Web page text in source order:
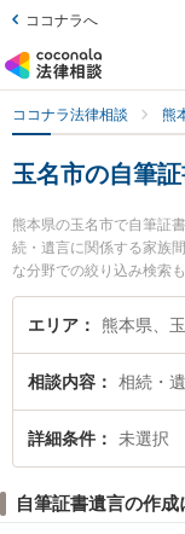
ココナラへ
ココナラ法律相談 熊
玉名市の自筆
熊本県の玉名市で自筆証
続・遺言に関係する家族
な分野での絞り込み検索
士のプロフィール情報や
で土日や夜間に発生した
の弁護士に相談予約した
エリア 熊本県、
相談内容 相続・
詳細条件 未選択
自筆証書遺言の作